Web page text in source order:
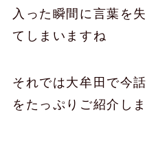
入った瞬間に言葉を
てしまいますね
それでは大牟田で今
をたっぷりご紹介しま